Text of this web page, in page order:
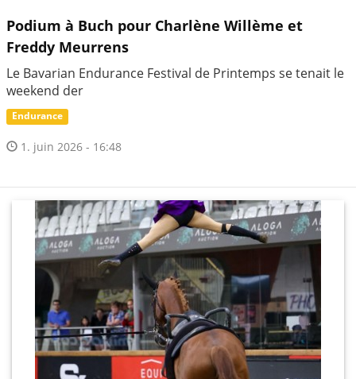
Podium à Buch pour Charlène Willème et
Freddy Meurrens
Le Bavarian Endurance Festival de Printemps se tenait le
weekend der
Endurance
1. juin 2026 - 16:48